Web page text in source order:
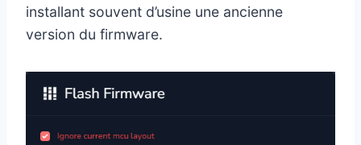
installant souvent d’usine une ancienne
version du firmware.